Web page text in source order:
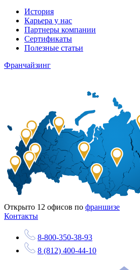
История
Карьера у нас
Партнеры компании
Сертификаты
Полезные статьи
Франчайзинг
Открыто 12 офисов по франшизе
Контакты
8-800-350-38-93
8 (812) 400-44-10